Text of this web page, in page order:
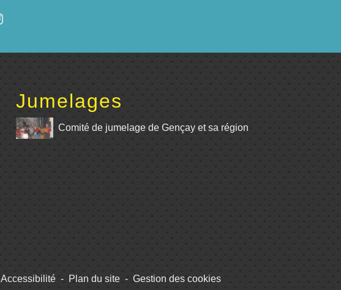
Jumelages
Comité de jumelage de Gençay et sa région
Accessibilité - Plan du site - Gestion des cookies